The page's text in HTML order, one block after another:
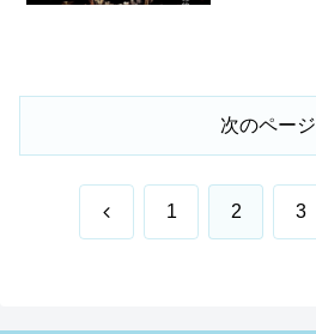
次のページ
前 1 2 3